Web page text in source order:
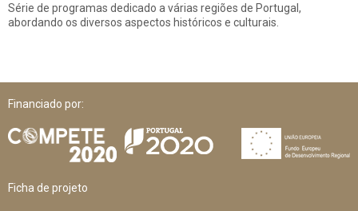
Série de programas dedicado a várias regiões de Portugal,
abordando os diversos aspectos históricos e culturais.
Financiado por:
Ficha de projeto